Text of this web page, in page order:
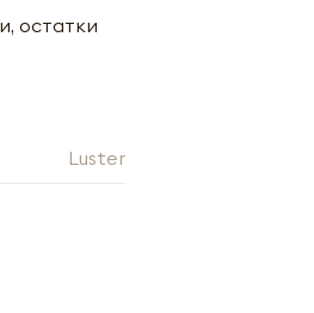
остатки
Luster